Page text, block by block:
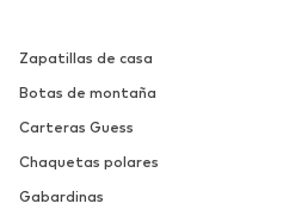
Zapatillas de casa
Botas de montaña
Carteras Guess
Chaquetas polares
Gabardinas